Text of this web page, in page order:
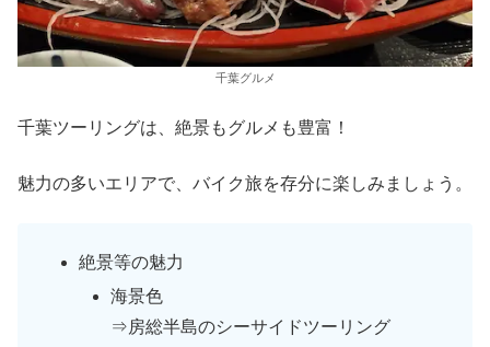
千葉グルメ
千葉ツーリングは、絶景もグルメも豊富！
魅力の多いエリアで、バイク旅を存分に楽しみましょう。
絶景等の魅力
海景色
⇒房総半島のシーサイドツーリング